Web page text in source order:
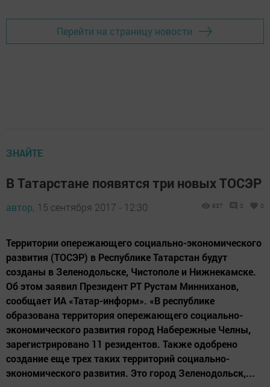
Перейти на страницу новости
ЗНАЙТЕ
В Татарстане появятся три новых ТОСЭР
автор, 15 сентября 2017 - 12:30 837 0 0
Территории опережающего социально-экономического
развития (ТОСЭР) в Республике Татарстан будут
созданы в Зеленодольске, Чистополе и Нижнекамске.
Об этом заявил Президент РТ Рустам Минниханов,
сообщает ИА «Татар-информ». «В республике
образована территория опережающего социально-
экономического развития город Набережные Челны,
зарегистрировано 11 резидентов. Также одобрено
создание еще трех таких территорий социально-
экономического развития. Это город Зеленодольск,...